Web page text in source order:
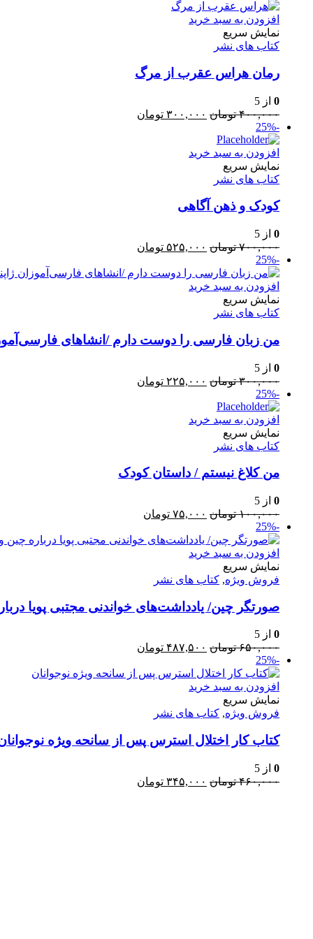
بود.
افزودن به سبد خرید
نمایش سریع
کتاب های نشر
رمان هراس عقرب از مرگ
0 از 5
۴۰۰,۰۰۰ تومان قیمت
بود.
۳۰۰,۰۰۰ تومان
-25%
افزودن به سبد خرید
نمایش سریع
کتاب های نشر
کودک و ذهن آگاهی
0 از 5
۷۰۰,۰۰۰ تومان قیمت
۷۰۰,۰۰۰ تومان
بود.
۵۲۵,۰۰۰ تومان
۵۲۵,۰۰۰ تومان.
-25%
افزودن به سبد خرید
نمایش سریع
کتاب های نشر
من زبان فارسی را دوست دارم /انشاهای
0 از 5
۳۰۰,۰۰۰ تومان قیمت
بود.
۲۲۵,۰۰۰ تومان
-25%
افزودن به سبد خرید
نمایش سریع
کتاب های نشر
من کلاغ نیستم / داستان کودک
0 از 5
۱۰۰,۰۰۰ تومان قیمت
۱۰۰,۰۰۰ تومان
بود.
۷۵,۰۰۰ تومان
۷۵,۰۰۰ تومان.
-25%
افزودن به سبد خرید
نمایش سریع
فروش ویژه, کتاب های نشر
صورتگر چین/ یادداشت‌های خواندنی مجتبی پویا
0 از 5
۶۵۰,۰۰۰ تومان قیمت
۶۵۰,۰۰۰ تومان
بود.
۴۸۷,۵۰۰ تومان
۴۸۷,۵۰۰ تومان.
-25%
افزودن به سبد خرید
نمایش سریع
فروش ویژه, کتاب های نشر
کتاب کار اختلال استرس پس از سانحه ویژه
0 از 5
۴۶۰,۰۰۰ تومان قیمت
۳۴۵,۰۰۰ تومان